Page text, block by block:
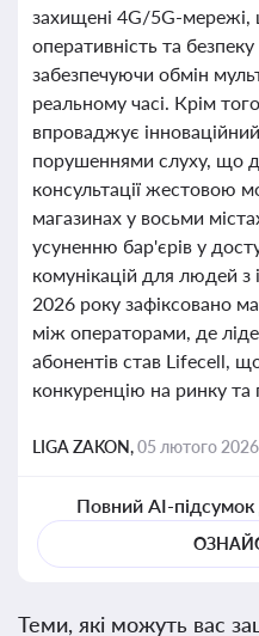
захищені 4G/5G-
оперативність та
забезпечуючи обмін
реальному часі. Крім
впроваджує інноваційний
порушеннями слуху, що
консультації жестовою
магазинах у восьми
усуненню бар'єрів у
комунікацій для людей з
2026 року зафіксовано
між операторами, де
абонентів став Lifecell,
конкуренцію на ринку та
LIGA ZAKON,05 лютого 2026
Повний AI-підсумок
Теми, які можуть вас